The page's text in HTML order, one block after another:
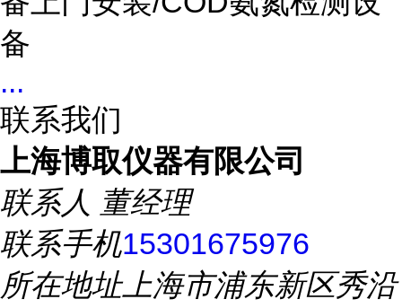
备
...
联系我们
上海博取仪器有限公司
联系人 董经理
联系手机15301675976
所在地址上海市浦东新区秀沿